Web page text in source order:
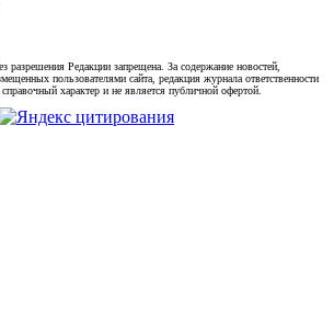
разрешения Редакции запрещена. За содержание новостей,
пользователями сайта, редакция журнала ответственности
характер и не является публичной офертой.